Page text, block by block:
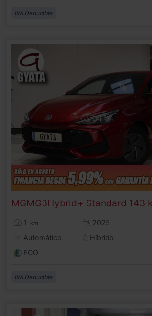
IVA Deducible
MGMG3Hybrid+ Standard 143
1 km
2025
Automático
Híbrido
ECO
IVA Deducible